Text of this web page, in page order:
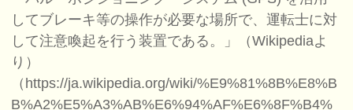
してブレーキ等の操作が必要な場所で、運転士に対
して注意喚起を行う装置である。」（Wikipediaよ
り）
（https://ja.wikipedia.org/wiki/%E9%81%8B%E8%B
B%A2%E5%A3%AB%E6%94%AF%E6%8F%B4%